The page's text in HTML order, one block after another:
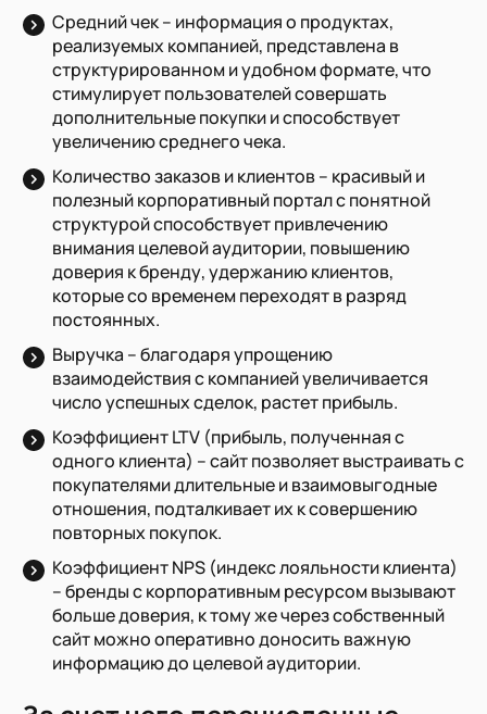
Средний чек– информация о продуктах,
реализуемых компанией, представлена в
структурированном и удобном формате, что
стимулирует пользователей совершать
дополнительные покупки и способствует
увеличению среднего чека.
Количество заказов и клиентов– красивый и
полезный корпоративный портал с понятной
структурой способствует привлечению
внимания целевой аудитории, повышению
доверия к бренду, удержанию клиентов,
которые со временем переходят в разряд
постоянных.
Выручка – благодаря упрощению
взаимодействия с компанией увеличивается
число успешных сделок, растет прибыль.
Коэффициент LTV (прибыль, полученная с
одного клиента) – сайт позволяет выстраивать с
покупателями длительные и взаимовыгодные
отношения, подталкивает их к совершению
повторных покупок.
Коэффициент NPS (индекс лояльности клиента)
– бренды с корпоративным ресурсом вызывают
больше доверия, к тому же через собственный
сайт можно оперативно доносить важную
информацию до целевой аудитории.